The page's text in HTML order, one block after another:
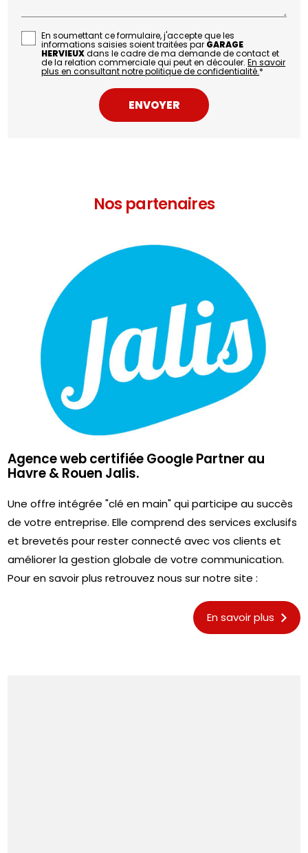
En soumettant ce formulaire, j'accepte que les
informations saisies soient traitées par GARAGE
HERVIEUXdans le cadre de ma demande de contact et
de la relation commerciale qui peut en découler.En savoir
plus en consultant notre politique de confidentialité.*
Nos partenaires
Agence web certifiée Google Partner au
Havre & Rouen Jalis.
Une offre intégrée "clé en main" qui participe au succès
de votre entreprise. Elle comprend des services exclusifs
et brevetés pour rester connecté avec vos clients et
améliorer la gestion globale de votre communication.
Pour en savoir plus retrouvez nous sur notre site :
En savoir plus